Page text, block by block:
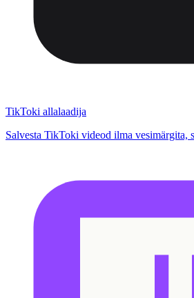
TikToki allalaadija
Salvesta TikToki videod ilma vesimärgita,